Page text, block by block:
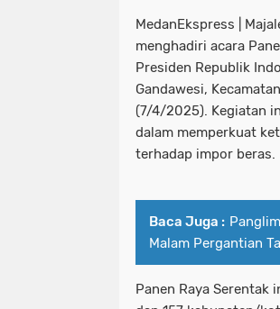
MedanEkspress |
menghadiri acara
Presiden Republik
Gandawesi,
(7/4/2025). Kegiatan
dalam memperkuat
terhadap impor beras.
Baca Juga :
Malam Pergantian
Panen Raya Serentak